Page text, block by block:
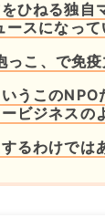
ひねる独自
ースになっ
っこ、で免
うこのNPO
ビジネスの
るわけでは